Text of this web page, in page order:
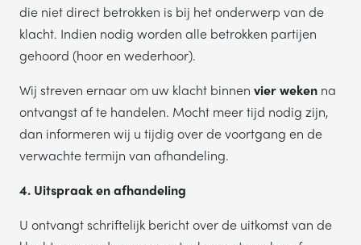
die niet direct betrokken is bij het onderwerp van de
klacht. Indien nodig worden alle betrokken partijen
gehoord (hoor en wederhoor).
Wij streven ernaar om uw klacht binnen vier weken na
ontvangst af te handelen. Mocht meer tijd nodig zijn,
dan informeren wij u tijdig over de voortgang en de
verwachte termijn van afhandeling.
4. Uitspraak en afhandeling
U ontvangt schriftelijk bericht over de uitkomst van de